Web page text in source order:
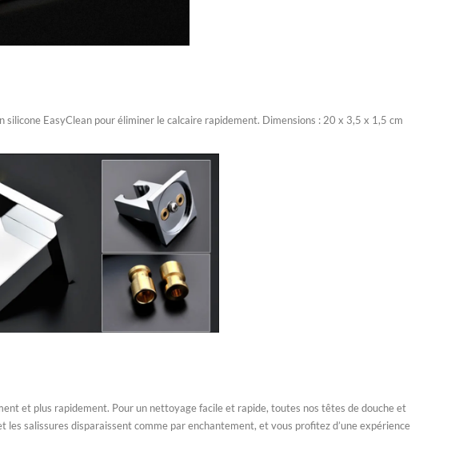
EasyClean pour éliminer le calcaire rapidement. Dimensions : 20 x 3,5 x 1,5 cm
et plus rapidement. Pour un nettoyage facile et rapide, toutes nos têtes de douche et
salissures disparaissent comme par enchantement, et vous profitez d’une expérience